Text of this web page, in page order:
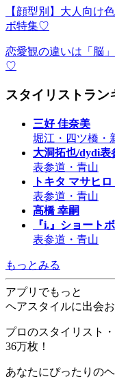
【顔型別】大人向け
ボ特集♡
恋愛観の違いは「脳
♡
スタイリストラン
三好 佳奈美
堀江・四ツ橋・
大洞拓也/dydi表
表参道・青山
トキタ マサヒ
表参道・青山
高橋 幸嗣
『i.』ショート
表参道・青山
もっとみる
アプリでもっと
ヘアスタイルに出会
プロのスタイリスト
36万枚！
あなたにぴったりの